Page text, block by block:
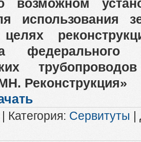
возможном
использования
федерального
Реконструкция»
| Категория: Сервитуты |